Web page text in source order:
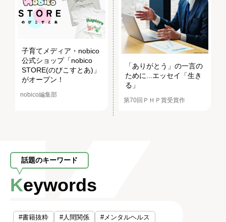
子育てメディア・nobico
公式ショップ「nobico
STORE(のびこすとあ)」
がオープン！
nobico編集部
「ありがとう」の一言の
ために...エッセイ「生き
る」
第70回ＰＨＰ賞受賞作
話題のキーワード
Keywords
#書籍抜粋 #人間関係
#メンタルヘルス